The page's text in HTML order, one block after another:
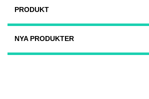
PRODUKT
NYA PRODUKTER